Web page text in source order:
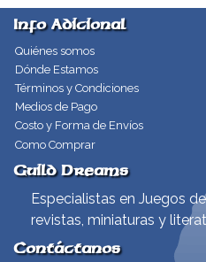
Info Adicional
Quiénes somos
Dónde Estamos
Términos y Condiciones
Medios de Pago
Costo y Forma de Envíos
Como Comprar
Guild Dreams
Especialistas en Juegos
revistas, miniaturas y
Contáctanos